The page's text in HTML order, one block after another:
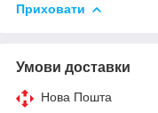
Приховати
Умови доставки
Нова Пошта